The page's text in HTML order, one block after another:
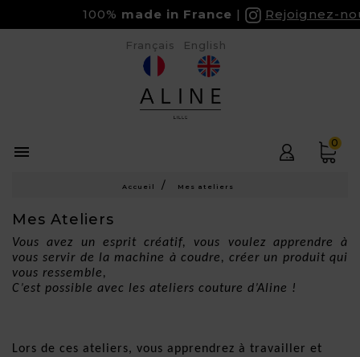
100%made in France Rejoignez-nous
 0
Français English
Accueil Mes ateliers
Mes Ateliers
Vous avez un esprit créatif, vous voulez apprendre à
vous servir de la machine à coudre, créer un produit qui
vous ressemble,
C’est possible avec les ateliers couture d’Aline !
Lors de ces ateliers, vous apprendrez à travailler et